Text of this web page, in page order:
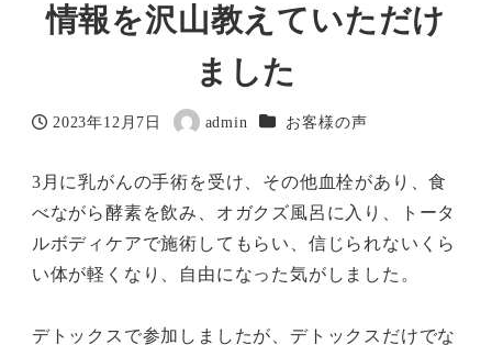
情報を沢山教えていただけ
ました
投稿日
2023年12月7日
著
admin カテゴリー
お客様の声
3月に乳がんの手術を受け、その他血栓があり、食
べながら酵素を飲み、オガクズ風呂に入り、トータ
ルボディケアで施術してもらい、信じられないくら
い体が軽くなり、自由になった気がしました。
デトックスで参加しましたが、デトックスだけでな